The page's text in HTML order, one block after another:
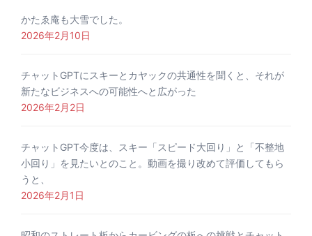
かたゑ庵も大雪でした。
2026年2月10日
チャットGPTにスキーとカヤックの共通性を聞くと、それが
新たなビジネスへの可能性へと広がった
2026年2月2日
チャットGPT今度は、スキー「スピード大回り」と「不整地
小回り」を見たいとのこと。動画を撮り改めて評価してもら
うと、
2026年2月1日